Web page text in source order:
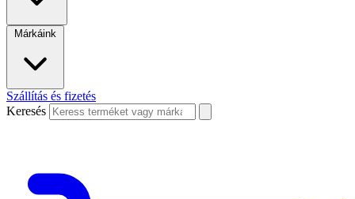
Márkáink
Szállítás és fizetés
Keresés